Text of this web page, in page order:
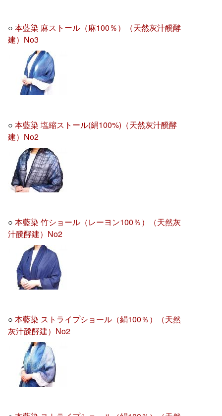
○本藍染 麻ストール（麻100％）（天然灰汁醗酵
建）No3
○本藍染 塩縮ストール(絹100%)（天然灰汁醗酵
建）No2
○本藍染 竹ショール（レーヨン100％）（天然灰
汁醗酵建）No2
○本藍染 ストライプショール（絹100％）（天然
灰汁醗酵建）No2